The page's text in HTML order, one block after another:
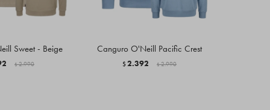
Sweet - Beige
$ 2.990
Canguro O'Neill Pacific Crest
$2.392 $ 2.990